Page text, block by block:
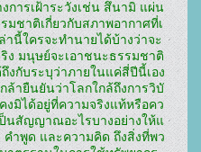
การเฝ้าระวังเช่น สึนามิ แผ่น
ชาติเกี่ยวกับสภาพอากาศที่เ
านี้ใครจะทำนายได้บ้างว่าจะ
ง มนุษย์จะเอาชนะธรรมชาติ
งกับระบุว่าภายในแค่สี่ปีนี้เอง
ล้ายืนยันว่าโลกใกล้ถึงการวิบั
มิได้อยู่ที่ความจริงแท้หรือคว
นสัญญาณอะไรบางอย่างให้แ
ำพูด และความคิด ถึงสิ่งที่พว